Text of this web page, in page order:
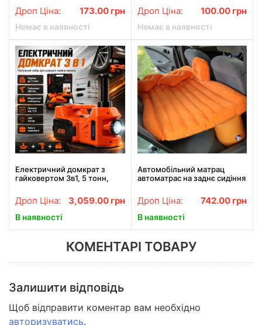
адаптер для кутової
шліфувальної машини
Дроп Ціна: 173.00 грн
Немає в наявності
Дроп Ціна: 100.00 грн
Немає в наявності
Електричний домкрат з
гайковертом 3в1, 5 тонн,
Електродомкрат
автомобільний
Дроп Ціна: 3,059.00 грн
В наявності
Автомобільний матрац
автоматрас на заднє сидіння
Дроп Ціна: 742.00 грн
В наявності
КОМЕНТАРІ ТОВАРУ
Залишити відповідь
Щоб відправити коментар вам необхідно
авторизуватись.